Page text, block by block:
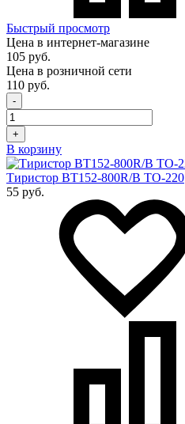
Быстрый просмотр
Цена в интернет-магазине
105 руб.
Цена в розничной сети
110 руб.
-
+
В корзину
Тиристор BT152-800R/B TO-220
55 руб.